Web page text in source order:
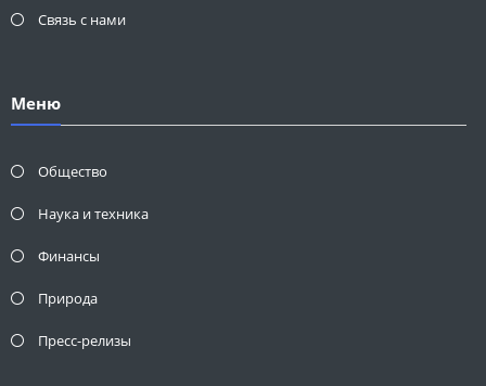
Связь с нами
Меню
Общество
Наука и техника
Финансы
Природа
Пресс-релизы